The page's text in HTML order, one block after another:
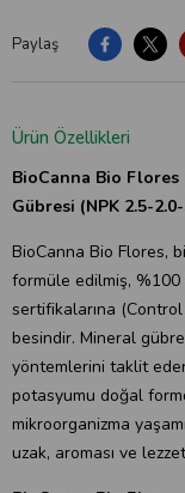
Paylaş
Ürün Özellikleri
BioCanna Bio
Gübresi (NPK 2.5-
BioCanna Bio Flores,
formüle edilmiş, %100
sertifikalarına
besindir. Mineral
yöntemlerini taklit
potasyumu doğal
mikroorganizma
uzak, aroması ve